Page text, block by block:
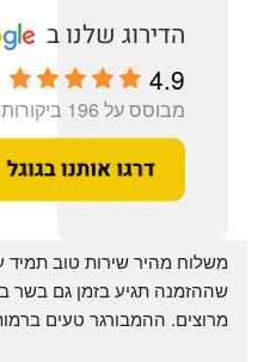
4.9
מבוסס על 196 ביקורות
מרוצים. ההמבורגר טעים